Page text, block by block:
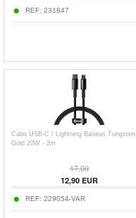
REF: 231847
Cabo USB-C / Lightning Baseus Tungsten
Gold 20W - 2m
17,00
12,90EUR
REF: 229054-VAR